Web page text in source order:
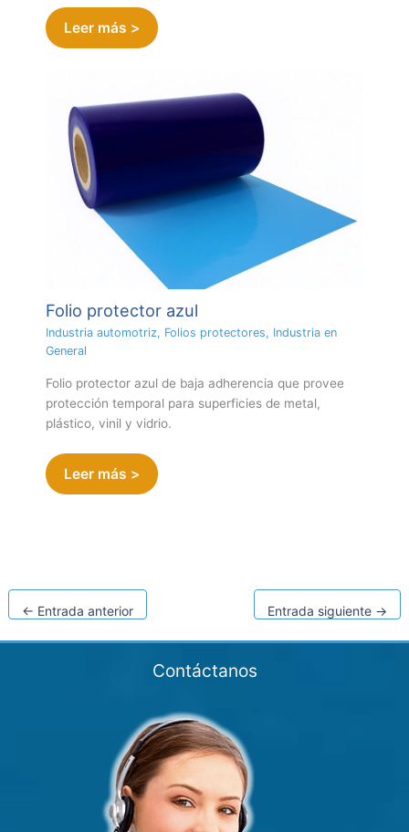
Leer más >
Folio protector azul
Industria automotriz, Folios protectores, Industria en
General
Folio protector azul de baja adherencia que provee
protección temporal para superficies de metal,
plástico, vinil y vidrio.
Leer más >
← Entrada anterior Entrada siguiente →
Contáctanos